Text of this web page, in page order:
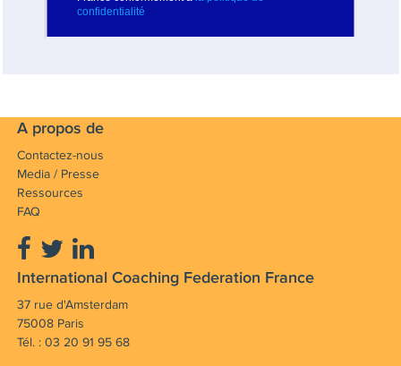
A propos de
Contactez-nous
Media / Presse
Ressources
FAQ
International Coaching Federation France
37 rue d'Amsterdam
75008 Paris
Tél. : 03 20 91 95 68